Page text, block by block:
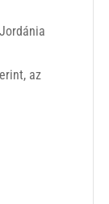
az